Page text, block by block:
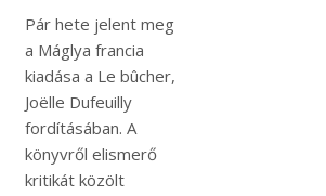
Pár hete jelent meg
a Máglya francia
kiadása a Le bûcher,
Joëlle Dufeuilly
fordításában. A
könyvről elismerő
kritikát közölt